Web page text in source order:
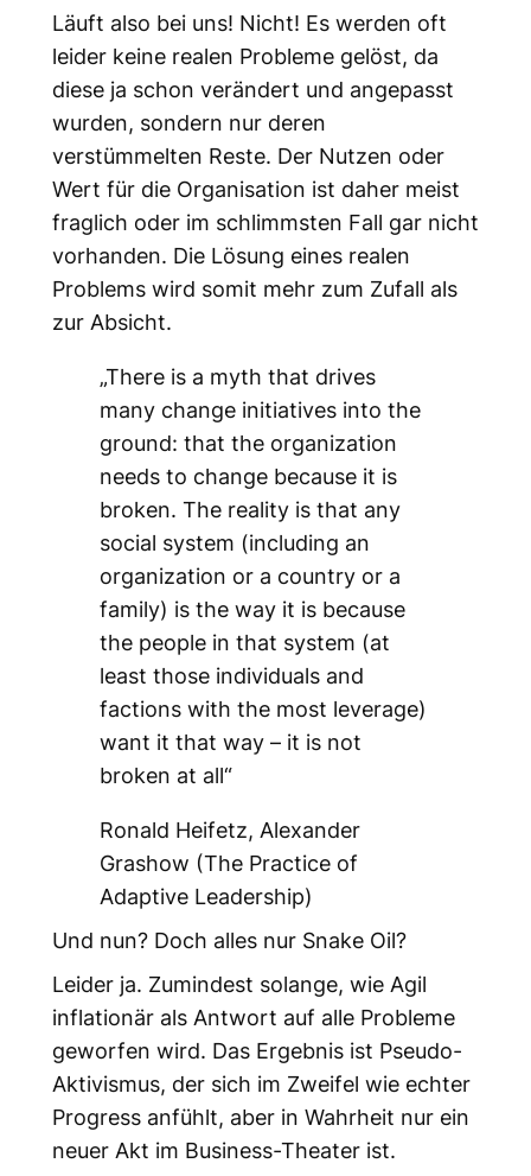
Läuft also bei uns! Nicht! Es werden oft
leider keine realen Probleme gelöst, da
diese ja schon verändert und angepasst
wurden, sondern nur deren
verstümmelten Reste. Der Nutzen oder
Wert für die Organisation ist daher meist
fraglich oder im schlimmsten Fall gar nicht
vorhanden. Die Lösung eines realen
Problems wird somit mehr zum Zufall als
zur Absicht.
„There is a myth that drives
many change initiatives into the
ground: that the organization
needs to change because it is
broken. The reality is that any
social system (including an
organization or a country or a
family) is the way it is because
the people in that system (at
least those individuals and
factions with the most leverage)
want it that way – it is not
broken at all“
Ronald Heifetz, Alexander
Grashow (The Practice of
Adaptive Leadership)
Und nun? Doch alles nur Snake Oil?
Leider ja. Zumindest solange, wie Agil
inflationär als Antwort auf alle Probleme
geworfen wird. Das Ergebnis ist Pseudo-
Aktivismus, der sich im Zweifel wie echter
Progress anfühlt, aber in Wahrheit nur ein
neuer Akt im Business-Theater ist.